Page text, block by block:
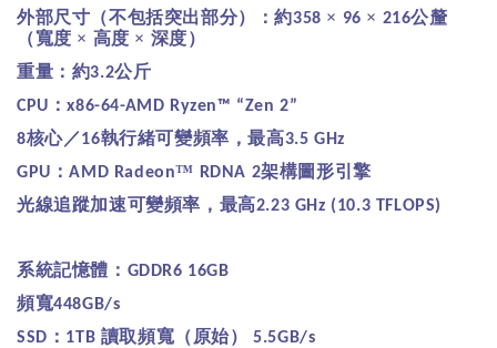
外部尺寸（不包括突出部分）：約358 × 96 × 216公釐
（寬度 × 高度 × 深度）
重量：約3.2公斤
CPU ：x86-64-AMD Ryzen™ “Zen 2”
8核心／16執行緒可變頻率，最高3.5 GHz
GPU ：AMD Radeon™ RDNA 2架構圖形引擎
光線追蹤加速可變頻率，最高2.23 GHz (10.3 TFLOPS)
系統記憶體： GDDR6 16GB
頻寬448GB/s
SSD ： 1TB 讀取頻寬（原始）
5.5GB/s